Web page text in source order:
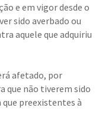
e em vigor desde o
sido averbado ou
aquele que adquiriu
afetado, por
que não tiverem sido
preexistentes à